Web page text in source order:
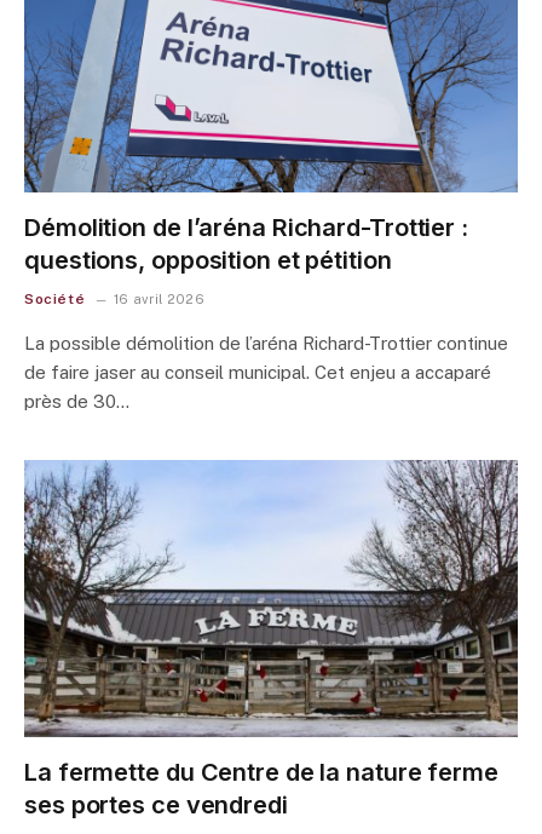
Démolition de l’aréna Richard-Trottier :
questions, opposition et pétition
Société 16 avril 2026
La possible démolition de l’aréna Richard-Trottier continue
de faire jaser au conseil municipal. Cet enjeu a accaparé
près de 30…
La fermette du Centre de la nature ferme
ses portes ce vendredi